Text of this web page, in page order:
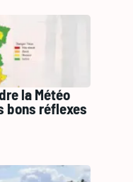
la Météo
bons réflexes